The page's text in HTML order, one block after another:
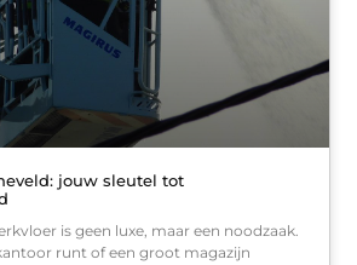
jouw sleutel tot
is geen luxe, maar een noodzaak.
runt of een groot magazijn